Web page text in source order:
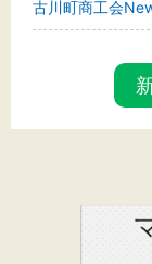
古川町商工会